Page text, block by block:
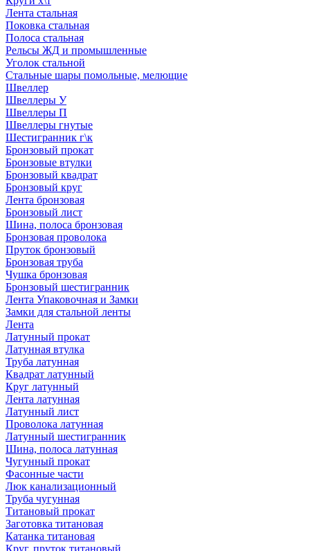
Лента стальная
Поковка стальная
Полоса стальная
Рельсы ЖД и промышленные
Уголок стальной
Стальные шары помольные, мелющие
Швеллер
Швеллеры У
Швеллеры П
Швеллеры гнутые
Шестигранник г\к
Бронзовый прокат
Бронзовые втулки
Бронзовый квадрат
Бронзовый круг
Лента бронзовая
Бронзовый лист
Шина, полоса бронзовая
Бронзовая проволока
Пруток бронзовый
Бронзовая труба
Чушка бронзовая
Бронзовый шестигранник
Лента Упаковочная и Замки
Замки для стальной ленты
Лента
Латунный прокат
Латунная втулка
Труба латунная
Квадрат латунный
Круг латунный
Лента латунная
Латунный лист
Проволока латунная
Латунный шестигранник
Шина, полоса латунная
Чугунный прокат
Фасонные части
Люк канализационный
Труба чугунная
Титановый прокат
Заготовка титановая
Катанка титановая
Круг, пруток титановый